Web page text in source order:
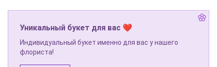
Уникальный букет для вас ❤
Индивидуальный букет именно для вас у нашего
флориста!